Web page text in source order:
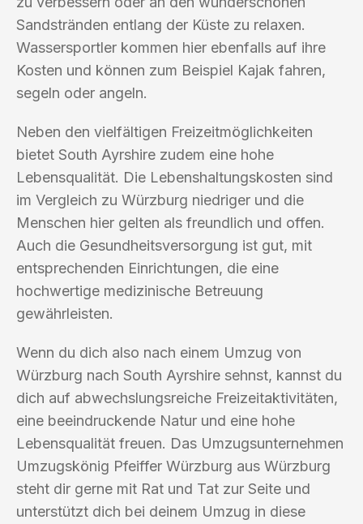
Sandstränden entlang der Küste zu relaxen.
Wassersportler kommen hier ebenfalls auf ihre
Kosten und können zum Beispiel Kajak fahren,
segeln oder angeln.
Neben den vielfältigen Freizeitmöglichkeiten
bietet South Ayrshire zudem eine hohe
Lebensqualität. Die Lebenshaltungskosten sind
im Vergleich zu Würzburg niedriger und die
Menschen hier gelten als freundlich und offen.
Auch die Gesundheitsversorgung ist gut, mit
entsprechenden Einrichtungen, die eine
hochwertige medizinische Betreuung
gewährleisten.
Wenn du dich also nach einem Umzug von
Würzburg nach South Ayrshire sehnst, kannst du
dich auf abwechslungsreiche Freizeitaktivitäten,
eine beeindruckende Natur und eine hohe
Lebensqualität freuen. Das Umzugsunternehmen
Umzugskönig Pfeiffer Würzburg aus Würzburg
steht dir gerne mit Rat und Tat zur Seite und
unterstützt dich bei deinem Umzug in diese